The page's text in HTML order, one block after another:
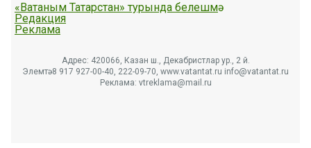
«Ватаным Татарстан» турында белешмә
Редакция
Реклама
Адрес: 420066, Казан ш., Декабристлар ур., 2 й.
Элемтә: 8 917 927-00-40, 222-09-70, www.vatantat.ru info@vatantat.ru
Реклама: vtreklama@mail.ru